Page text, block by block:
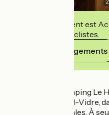
Cet établissement est
accueillir des cyclistes.
Voir ses engagements
Découvrez le Camping Le
nichée à Palau-del-Vidre,
Pyrénées-Orientales. À